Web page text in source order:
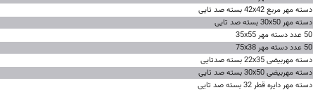
دسته مهر مربع 42x42 بسته صد تایی
دسته مهر 30x50 بسته صد تایی
50 عدد دسته مهر 35x55
50 عدد دسته مهر 75x38
دسته مهربیضی 22x35 بسته صدتایی
دسته مهربیضی 30x50 بسته صد تایی
دسته مهر دایره قطر 32 بسته صد تایی